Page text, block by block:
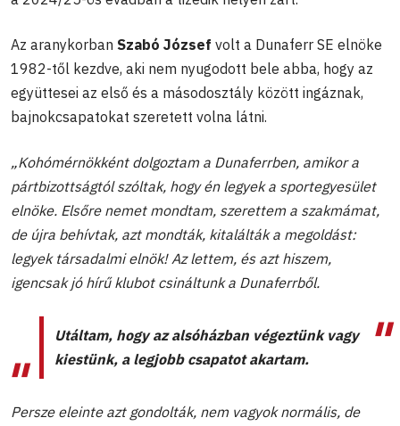
Az aranykorban Szabó József volt a Dunaferr SE elnöke
1982-től kezdve, aki nem nyugodott bele abba, hogy az
együttesei az első és a másodosztály között ingáznak,
bajnokcsapatokat szeretett volna látni.
„Kohómérnökként dolgoztam a Dunaferrben, amikor a
pártbizottságtól szóltak, hogy én legyek a sportegyesület
elnöke. Elsőre nemet mondtam, szerettem a szakmámat,
de újra behívtak, azt mondták, kitalálták a megoldást:
legyek társadalmi elnök! Az lettem, és azt hiszem,
igencsak jó hírű klubot csináltunk a Dunaferrből.
Utáltam, hogy az alsóházban végeztünk vagy
kiestünk, a legjobb csapatot akartam.
Persze eleinte azt gondolták, nem vagyok normális, de